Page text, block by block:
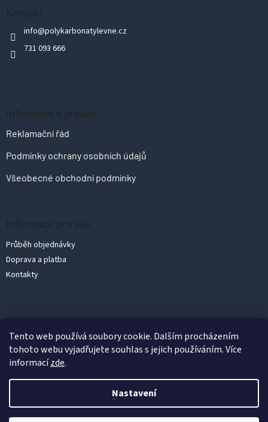
Tento web používá soubory cookie. Dalším procházením
tohoto webu vyjadřujete souhlas s jejich používáním. Více
informacízde.
Nastavení
Kontakt
info@polykarbonatylevne.cz
731 093 666
Informace k prodeji
Reklamační řád
Podmínky ochrany osobních údajů
Všeobecné obchodní podmínky
Informace pro vás
Průběh objednávky
Doprava a platba
Kontakty
Copyright 2026
Podle zákona o evidenci tržeb je prodávající povinen vystavit
kupujícímu účtenku. Zároveň je povinen zaevidovat přijatou tržbu